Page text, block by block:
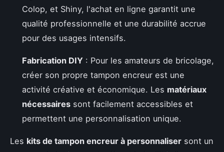
Colop, et Shiny, l'achat en ligne garantit une
qualité professionnelle et une durabilité accrue
pour des usages intensifs.
Fabrication DIY : Pour les amateurs de bricolage,
créer son propre tampon encreur est une
activité créative et économique. Les matériaux
nécessaires sont facilement accessibles et
permettent une personnalisation unique.
Les kits de tampon encreur à personnaliser sont un